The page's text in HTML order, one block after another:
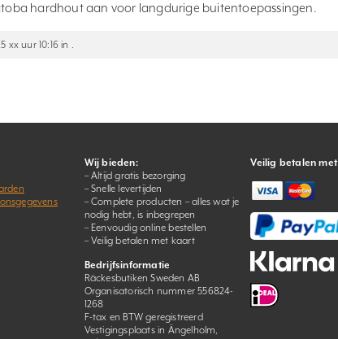
hardhout aan voor langdurige buitentoepassingen.
xx uur 10:16 in .
Wij bieden:
– Altijd gratis bezorging
– Snelle levertijden
– Complete producten – alles wat je
nodig hebt, is inbegrepen
– Eenvoudig online bestellen
– Veilig betalen met kaart
Bedrijfsinformatie
Räckesbutiken Sweden AB
Organisatorisch nummer 556824-
1268
F-tax en BTW geregistreerd
Vestigingsplaats in Ängelholm,
Veilig betalen met